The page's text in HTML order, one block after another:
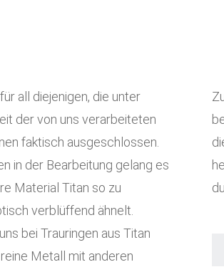
all diejenigen, die unter
der von uns verarbeiteten
faktisch ausgeschlossen.
in der Bearbeitung gelang es
Material Titan so zu
verblüffend ähnelt.
bei Trauringen aus Titan
Metall mit anderen